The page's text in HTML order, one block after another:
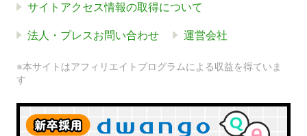
サイトアクセス情報の取得について
法人・プレスお問い合わせ 運営会社
※本サイトはアフィリエイトプログラムによる収益を得ていま
す